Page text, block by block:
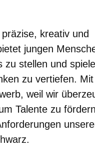
kreativ und
jungen
zu stellen und
zu vertiefen.
weil wir
Talente zu